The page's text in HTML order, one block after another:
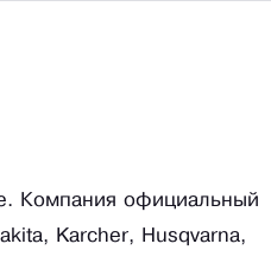
Компания официальный
Karcher, Husqvarna,